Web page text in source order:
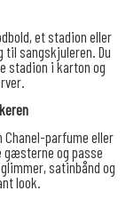
et stadion eller
sangskjuleren. Du
stadion i karton og
parfume eller
gæsterne og passe
satinbånd og
look.